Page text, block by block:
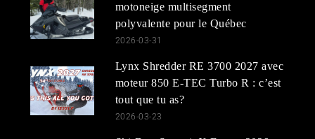
motoneige multisegment
polyvalente pour le Québec
2026-03-31
Lynx Shredder RE 3700 2027 avec
moteur 850 E-TEC Turbo R : c’est
tout que tu as?
2026-03-23